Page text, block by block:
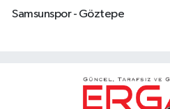
Samsunspor - Göztepe